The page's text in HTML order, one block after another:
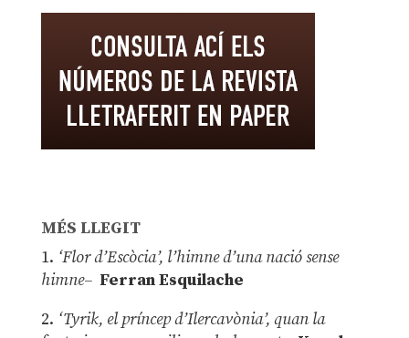
MÉS LLEGIT
1. ‘Flor d’Escòcia’, l’himne d’una nació sense
himne– Ferran Esquilache
2. ‘Tyrik, el príncep d’Ilercavònia’, quan la